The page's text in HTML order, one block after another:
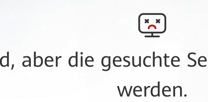
aber die gesuchte
werden.